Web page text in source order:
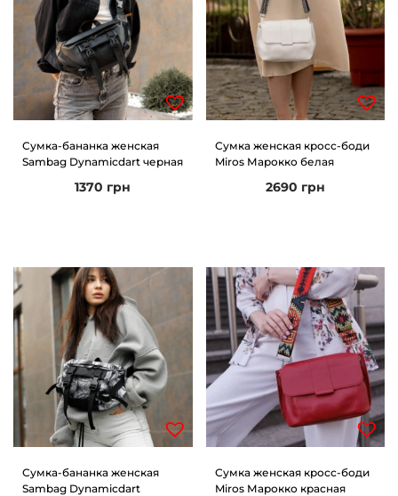
Сумка-бананка женская
Sambag Dynamicdart черная
1370 грн
Сумка женская кросс-боди
Miros Марокко белая
2690 грн
Сумка-бананка женская
Sambag Dynamicdart
Сумка женская кросс-боди
Miros Марокко красная